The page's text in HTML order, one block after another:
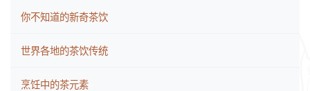
你不知道的新奇茶饮
世界各地的茶饮传统
烹饪中的茶元素